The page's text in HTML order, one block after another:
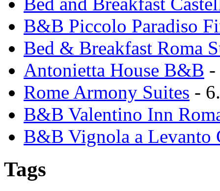
B&B Piccolo Paradiso
Bed & Breakfast Roma
Antonietta House B&B -
Rome Armony Suites -
B&B Valentino Inn
B&B Vignola a Levanto
Tags